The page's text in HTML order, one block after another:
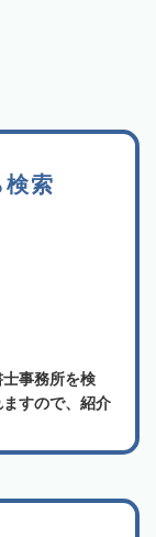
検索
事務所を検
すので、紹介